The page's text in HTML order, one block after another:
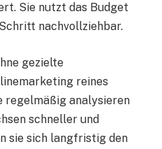
Sie nutzt das Budget
nachvollziehbar.
gezielte
reines
regelmäßig analysieren
schneller und
sie sich langfristig den